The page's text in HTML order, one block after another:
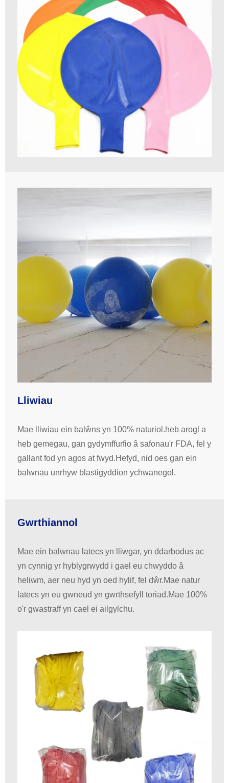
Lliwiau
Mae lliwiau ein balŵns yn 100% naturiol.heb arogl a
heb gemegau, gan gydymffurfio â safonau'r FDA, fel y
gallant fod yn agos at fwyd.Hefyd, nid oes gan ein
balwnau unrhyw blastigyddion ychwanegol.
Gwrthiannol
Mae ein balwnau latecs yn lliwgar, yn ddarbodus ac
yn cynnig yr hyblygrwydd i gael eu chwyddo â
heliwm, aer neu hyd yn oed hylif, fel dŵr.Mae natur
latecs yn eu gwneud yn gwrthsefyll toriad.Mae 100%
o'r gwastraff yn cael ei ailgylchu.